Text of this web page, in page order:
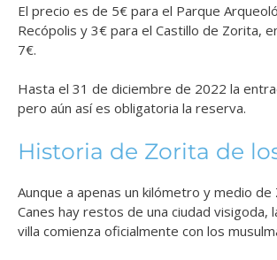
El precio es de 5€ para el Parque
Recópolis y 3€ para el Castillo de Zorita,
7€.
Hasta el 31 de diciembre de 2022 la
pero aún así es obligatoria la reserva.
Historia de Zorita de
Aunque a apenas un kilómetro y medio
Canes hay restos de una ciudad visigoda,
villa comienza oficialmente con los